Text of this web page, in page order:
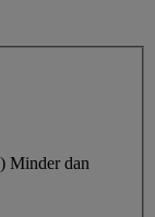
) Minder dan